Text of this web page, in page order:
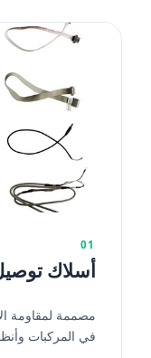
01
أسلاك
مصممة لمقاومة
في المركبات